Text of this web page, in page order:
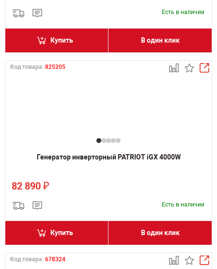
Есть в наличии
Купить В один клик
Код товара: 825205
Генератор инверторный PATRIOT iGX 4000W
82 890 ₽
Есть в наличии
Купить В один клик
Код товара: 678324